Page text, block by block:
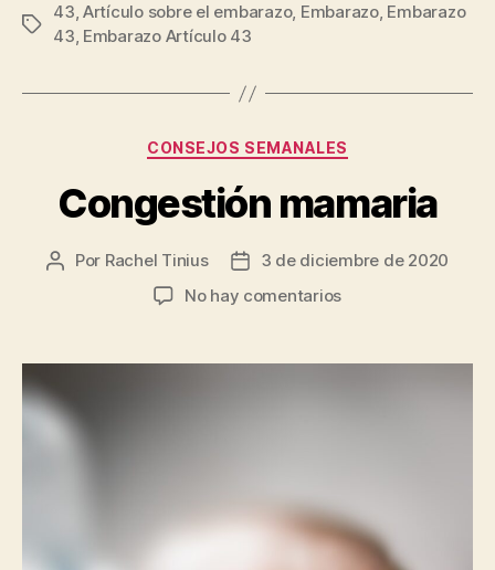
Etiquetas
43, Artículo sobre el embarazo, Embarazo, Embarazo
43, Embarazo Artículo 43
Categorías
CONSEJOS SEMANALES
Congestión mamaria
Autor
Por Rachel Tinius
Fecha3 de diciembre de 2020
No hay comentariosen